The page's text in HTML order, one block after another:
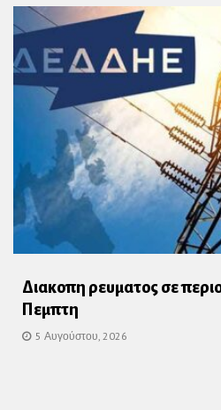
Διακοπη ρευματος σε
Πεμπτη
5 Αυγούστου, 2026